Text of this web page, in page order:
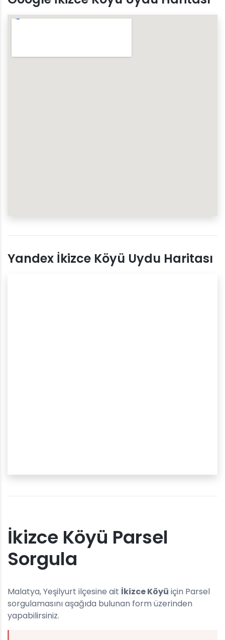
Yandex İkizce Köyü Uydu Haritası
İkizce Köyü Parsel
Sorgula
Malatya, Yeşilyurt ilçesine ait İkizce Köyü için Parsel
sorgulamasını aşağıda bulunan form üzerinden
yapabilirsiniz.